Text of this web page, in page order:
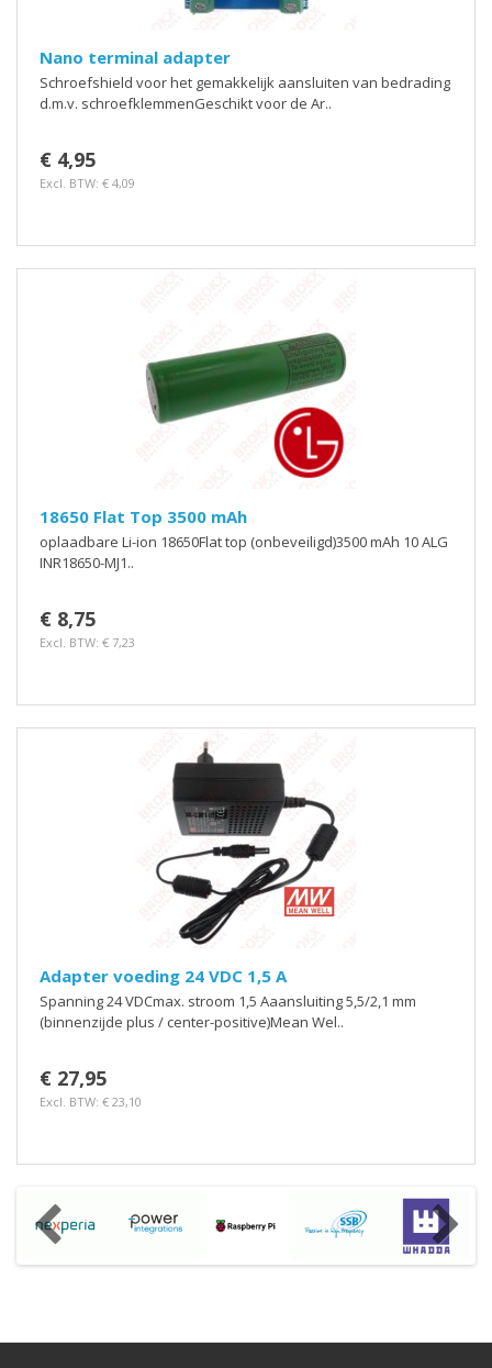
Nano terminal adapter
Schroefshield voor het gemakkelijk aansluiten van bedrading
d.m.v. schroefklemmenGeschikt voor de Ar..
€ 4,95
Excl. BTW: € 4,09
18650 Flat Top 3500 mAh
oplaadbare Li-ion 18650Flat top (onbeveiligd)3500 mAh 10 ALG
INR18650-MJ1..
€ 8,75
Excl. BTW: € 7,23
Adapter voeding 24 VDC 1,5 A
Spanning 24 VDCmax. stroom 1,5 Aaansluiting 5,5/2,1 mm
(binnenzijde plus / center-positive)Mean Wel..
€ 27,95
Excl. BTW: € 23,10